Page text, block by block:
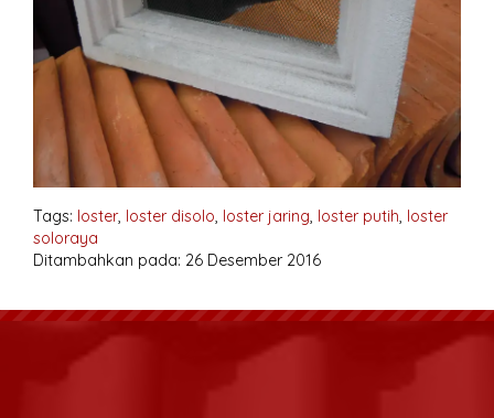
Tags: loster, loster disolo, loster jaring, loster putih, loster
soloraya
Ditambahkan pada: 26 Desember 2016